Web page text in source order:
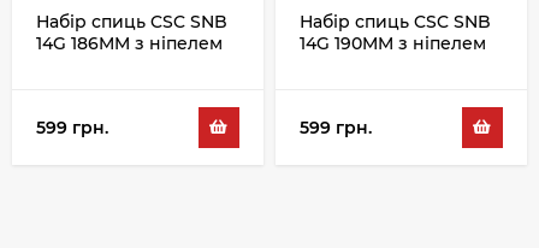
Набір спиць CSC SNB
14G 186MM з ніпелем
599 грн.
Набір спиць CSC SNB
14G 190MM з ніпелем
599 грн.